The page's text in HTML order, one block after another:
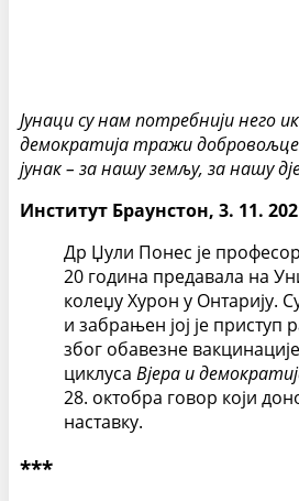
Јунаци су нам потребнији него
демократија тражи
јунак – за нашу земљу, за нашу
Институт Браунстон, 3. 11.
Др Џули Понес је професор
20 година предавала на
колеџу Хурон у Онтарију.
и забрањен јој је приступ
због обавезне
циклуса Вјера и
28. октобра говор који
наставку.
***